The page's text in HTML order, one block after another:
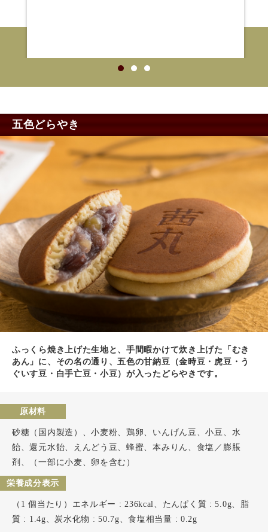
五色どらやき
ふっくら焼き上げた生地と、手間暇かけて炊き上げた「むき
あん」に、その名の通り、五色の甘納豆（金時豆・虎豆・う
ぐいす豆・白手亡豆・小豆）が入ったどらやきです。
原材料
砂糖（国内製造）、小麦粉、鶏卵、いんげん豆、小豆、水
飴、還元水飴、えんどう豆、蜂蜜、本みりん、食塩／膨脹
剤、（一部に小麦、卵を含む）
栄養成分表示
（1 個当たり）エネルギー : 236kcal、たんぱく質 : 5.0g、脂
質 : 1.4g、炭水化物 : 50.7g、食塩相当量 : 0.2g